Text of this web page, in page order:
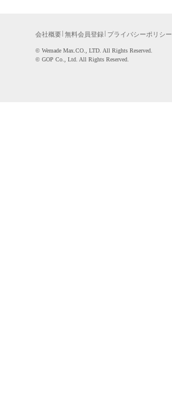
会社概要 無料会員登録 プライバシーポリシー
©WemadeMax.CO.,LTD.AllRightsReserved.
©GOPCo.,Ltd.AllRightsReserved.